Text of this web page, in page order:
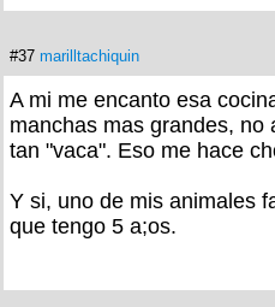
#37 marilltachiquin
A mi me encanto esa
manchas mas grandes, no
tan "vaca". Eso me hace
Y si, uno de mis animales
que tengo 5 a;os.